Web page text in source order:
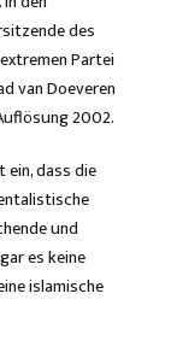
des
Partei
van Doeveren
2002.
ein, dass die
und
es keine
islamische